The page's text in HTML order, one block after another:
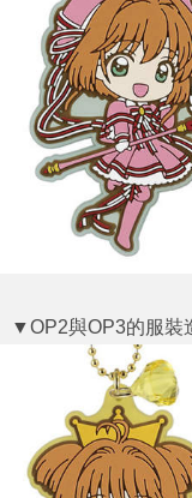
▼OP2與OP3的服裝